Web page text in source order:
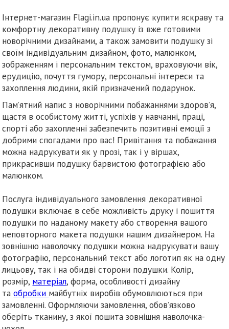
Інтернет-магазин Flagi.in.ua пропонує купити яскраву та
комфортну декоративну подушку із вже готовими
новорічними дизайнами, а також замовити подушку зі
своїм індивідуальним дизайном, фото, малюнком,
зображенням і персональним текстом, враховуючи вік,
ерудицію, почуття гумору, персональні інтереси та
захоплення людини, якій призначений подарунок.
Пам’ятний напис з новорічними побажаннями здоров’я,
щастя в особистому житті, успіхів у навчанні, праці,
спорті або захопленні забезпечить позитивні емоції з
добрими спогадами про вас! Привітання та побажання
можна надрукувати як у прозі, так і у віршах,
прикрасивши подушку барвистою фотографією або
малюнком.
Послуга індивідуального замовлення декоративної
подушки включає в себе можливість друку і пошиття
подушки по наданому макету або створення вашого
неповторного макета подушки нашим дизайнером. На
зовнішню наволочку подушки можна надрукувати вашу
фотографію, персональний текст або логотип як на одну
лицьову, так і на обидві сторони подушки. Колір,
розмір, матеріал, форма, особливості дизайну
таобробки майбутніх виробів обумовлюються при
замовленні. Оформляючи замовлення, обов’язково
оберіть тканину, з якої пошита зовнішня наволочка-